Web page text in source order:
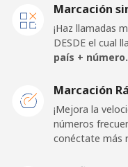
Línea fija
⁦3.9¢⁩
Togo
Línea fija ⁦42.5¢⁩
Marcación
¡Haz llamadas
DESDE el cual
país + número.
Marcación
¡Mejora la
números
conéctate más